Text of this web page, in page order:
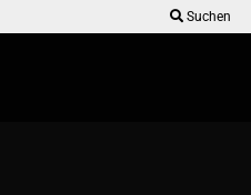
Suchen